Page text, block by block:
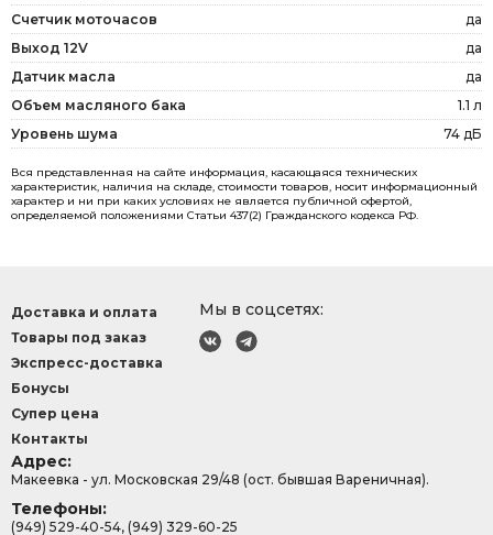
Счетчик моточасов
да
Выход 12V
да
Датчик масла
да
Объем масляного бака
1.1 л
Уровень шума
74 дБ
Вся представленная на сайте информация, касающаяся технических
характеристик, наличия на складе, стоимости товаров, носит информационный
характер и ни при каких условиях не является публичной офертой,
определяемой положениями Статьи 437(2) Гражданского кодекса РФ.
Мы в соцсетях:
Доставка и оплата
Товары под заказ
Экспресс-доставка
Бонусы
Супер цена
Контакты
Адрес:
Макеевка - ул. Московская 29/48 (ост. бывшая Вареничная).
Телефоны:
(949) 529-40-54, (949) 329-60-25